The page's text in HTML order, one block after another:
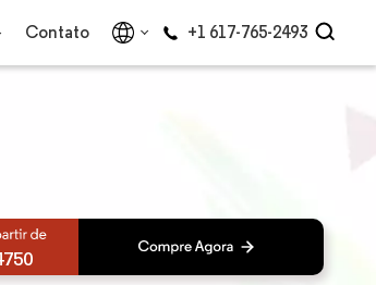
Contato +1 617-765-2493